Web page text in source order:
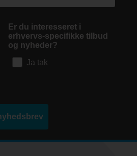
Er du interesseret i
erhvervs-specifikke tilbud
og nyheder?
Ja tak